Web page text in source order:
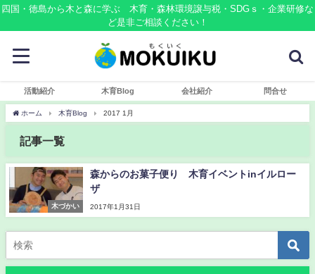
四国・徳島から木と森に学ぶ 木育・森林環境譲与税・SDGｓ・企業研修な
ど是非ご相談ください！
活動紹介 木育Blog 会社紹介 問合せ
ホーム 木育Blog 2017 1月
記事一覧
木づかい
森からのお菓子便り 木育イベントinイルロー
ザ
2017年1月31日